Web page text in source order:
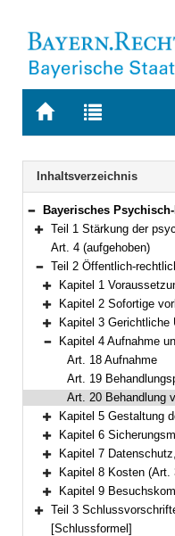
Zur
BAYERN.RECHT
Zur
letzten
Suche
Navigation
Inhaltsverzeichnis
Bereich reduzieren
Bayerisches Psychisch-Kranken-Hilfe-Gesetz
Bereich erweitern
Teil 1 Stärkung der
Art. 4 (aufgehoben)
Bereich reduzieren
Teil 2 Öffentlich-
Bereich erweitern
Kapitel 1 Voraussetzungen,
Bereich erweitern
Kapitel 2 Sofortige
Bereich erweitern
Kapitel 3 Gerichtliche
Bereich reduzieren
Kapitel 4 Aufnahme und
Art. 18 Aufnahme
Art. 19
Art. 20 Behandlung
Bereich erweitern
Kapitel 5 Gestaltung
Bereich erweitern
Kapitel 6
Bereich erweitern
Kapitel 7 Datenschutz, Aktenführung,
Bereich erweitern
Kapitel 8 Kosten (Art.
Bereich erweitern
Kapitel 9
Bereich erweitern
Teil 3
[Schlussformel]